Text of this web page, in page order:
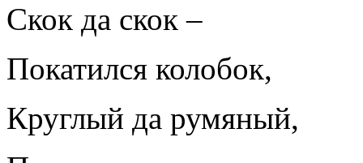
Скок да скок –
Покатился колобок,
Круглый да румяный,